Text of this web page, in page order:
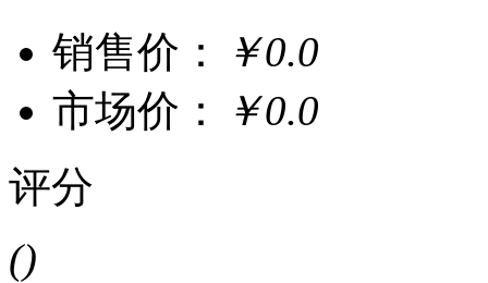
销售价：
￥0.0
市场价：
￥0.0
评分
()